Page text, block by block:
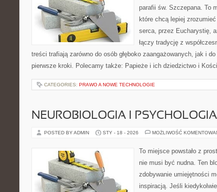
parafii św. Szczepana. To
które chcą lepiej
serca, przez Eucharystię,
łączy tradycję z
treści trafiają zarówno do osób głęboko zaangażowanych, jak i
pierwsze kroki. Polecamy także: Papieże i ich dziedzictwo i
CATEGORIES: PRAWO A NOWE TECHNOLOGIE
NEUROBIOLOGIA I PSYCHOLOGIA
POSTED BY ADMIN STY - 18 - 2026 MOŻLIWOŚĆ
To miejsce powstało z
nie musi być nudna. Ten
zdobywanie umiejętności
inspiracją. Jeśli